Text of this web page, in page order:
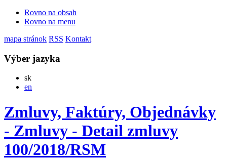
Rovno na obsah
Rovno na menu
mapa stránok RSS Kontakt
Výber jazyka
skSlovensky
en
Zmluvy, Faktúry, Objednávky
- Zmluvy - Detail zmluvy
100/2018/RSM